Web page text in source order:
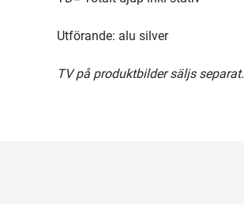
Utförande: alu silver
TV på produktbilder säljs separat.